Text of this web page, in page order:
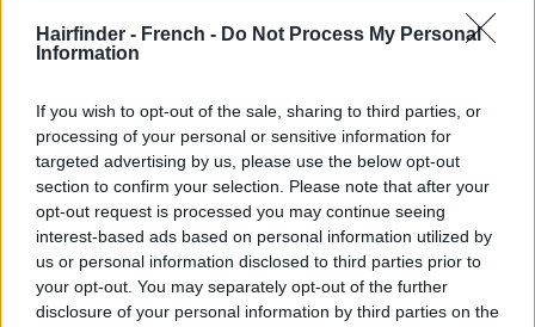
Hairfinder - French - Do Not Process My Personal
Information
If you wish to opt-out of the sale, sharing to third parties, or
processing of your personal or sensitive information for
targeted advertising by us, please use the below opt-out
section to confirm your selection. Please note that after your
opt-out request is processed you may continue seeing
interest-based ads based on personal information utilized by
us or personal information disclosed to third parties prior to
your opt-out. You may separately opt-out of the further
disclosure of your personal information by third parties on the